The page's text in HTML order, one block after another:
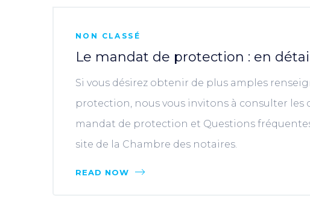
NON CLASSÉ
Le mandat de protection : en
Si vous désirez obtenir de plus amples
protection, nous vous invitons à consulter les
mandat de protection et Questions
site de la Chambre des notaires.
READ NOW